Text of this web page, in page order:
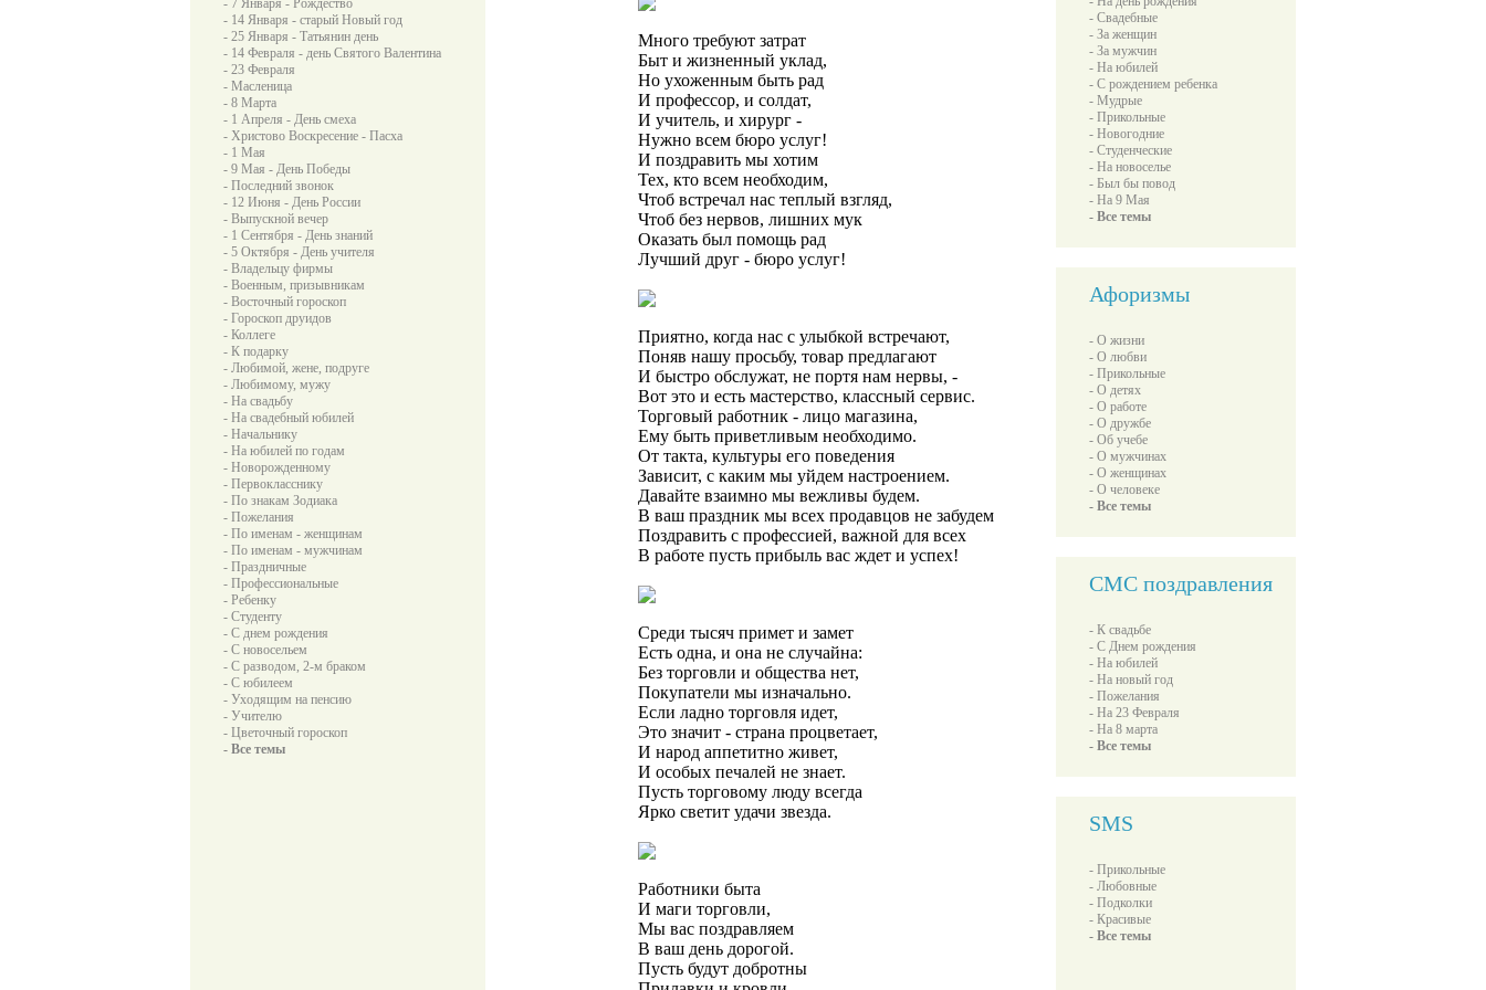
- 7 Января - Рождество
- 14 Января - старый Новый год
- 25 Января - Татьянин день
- 14 Февраля - день Святого Валентина
- 23 Февраля
- Масленица
- 8 Марта
- 1 Апреля - День смеха
- Христово Воскресение - Пасха
- 1 Мая
- 9 Мая - День Победы
- Последний звонок
- 12 Июня - День России
- Выпускной вечер
- 1 Сентября - День знаний
- 5 Октября - День учителя
- Владельцу фирмы
- Военным, призывникам
- Восточный гороскоп
- Гороскоп друидов
- Коллеге
- К подарку
- Любимой, жене, подруге
- Любимому, мужу
- На свадьбу
- На свадебный юбилей
- Начальнику
- На юбилей по годам
- Новорожденному
- Первокласснику
- По знакам Зодиака
- Пожелания
- По именам - женщинам
- По именам - мужчинам
- Праздничные
- Профессиональные
- Ребенку
- Студенту
- С днем рождения
- С новосельем
- С разводом, 2-м браком
- С юбилеем
- Уходящим на пенсию
- Учителю
- Цветочный гороскоп
- Все темы
Много требуют затрат
Быт и жизненный уклад,
Но ухоженным быть рад
И профессор, и солдат,
И учитель, и хирург -
Нужно всем бюро услуг!
И поздравить мы хотим
Тех, кто всем необходим,
Чтоб встречал нас теплый взгляд,
Чтоб без нервов, лишних мук
Оказать был помощь рад
Лучший друг - бюро услуг!
Приятно, когда нас с улыбкой встречают,
Поняв нашу просьбу, товар предлагают
И быстро обслужат, не портя нам нервы, -
Вот это и есть мастерство, классный сервис.
Торговый работник - лицо магазина,
Ему быть приветливым необходимо.
От такта, культуры его поведения
Зависит, с каким мы уйдем настроением.
Давайте взаимно мы вежливы будем.
В ваш праздник мы всех продавцов не забудем
Поздравить с профессией, важной для всех
В работе пусть прибыль вас ждет и успех!
Среди тысяч примет и замет
Есть одна, и она не случайна:
Без торговли и общества нет,
Покупатели мы изначально.
Если ладно торговля идет,
Это значит - страна процветает,
И народ аппетитно живет,
И особых печалей не знает.
Пусть торговому люду всегда
Ярко светит удачи звезда.
Работники быта
И маги торговли,
Мы вас поздравляем
В ваш день дорогой.
Пусть будут добротны
- Свадебные
- За женщин
- За мужчин
- На юбилей
- С рождением ребенка
- Мудрые
- Прикольные
- Новогодние
- Студенческие
- На новоселье
- Был бы повод
- На 9 Мая
- Все темы
Афоризмы
- О жизни
- О любви
- Прикольные
- О детях
- О работе
- О дружбе
- Об учебе
- О мужчинах
- О женщинах
- О человеке
- Все темы
СМС поздравления
- К свадьбе
- С Днем рождения
- На юбилей
- На новый год
- Пожелания
- На 23 Февраля
- На 8 марта
- Все темы
SMS
- Прикольные
- Любовные
- Подколки
- Красивые
- Все темы